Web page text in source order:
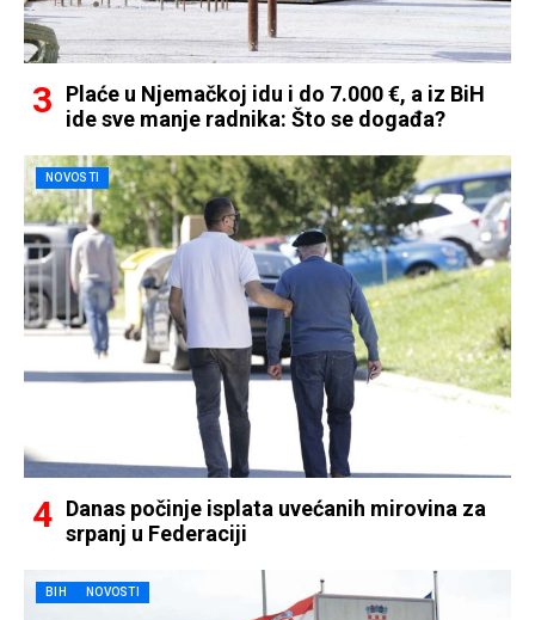
Plaće u Njemačkoj idu i do 7.000 €, a iz BiH
ide sve manje radnika: Što se događa?
NOVOSTI
Danas počinje isplata uvećanih mirovina za
srpanj u Federaciji
BIH NOVOSTI